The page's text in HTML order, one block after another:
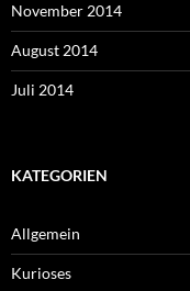
November 2014
August 2014
Juli 2014
KATEGORIEN
Allgemein
Kurioses